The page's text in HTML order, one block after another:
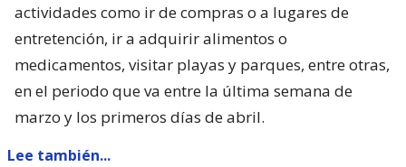
actividades como ir de compras o a lugares de
entretención, ir a adquirir alimentos o
medicamentos, visitar playas y parques, entre otras,
en el periodo que va entre la última semana de
marzo y los primeros días de abril.
Lee también...